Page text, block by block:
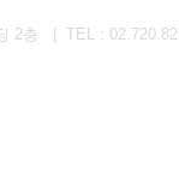
2층 | TEL :